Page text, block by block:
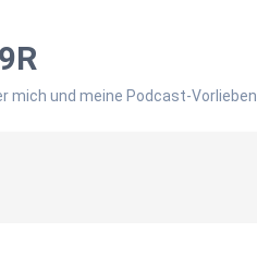
mich und meine Podcast-Vorlieben.